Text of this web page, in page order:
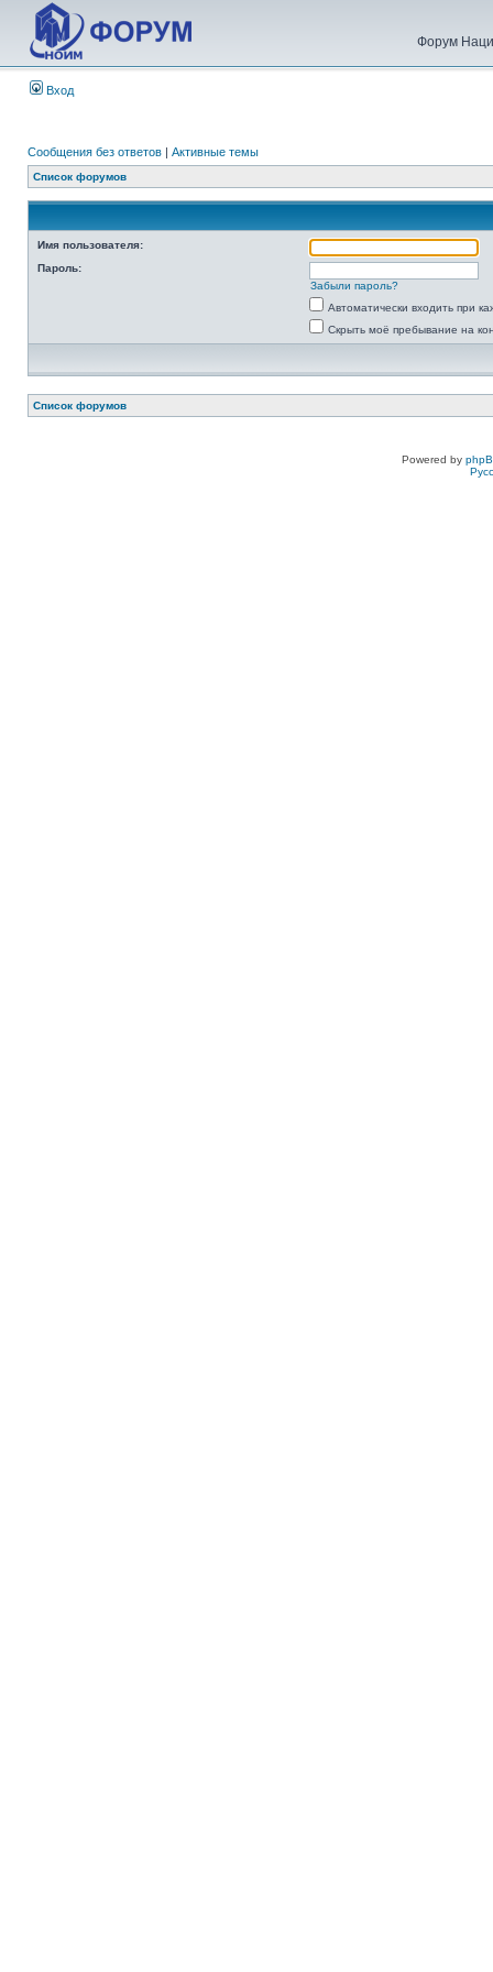
Форум
Вход
Сообщения без ответов | Активные темы
Список форумов
Имя пользователя:
Пароль:
Забыли пароль?
Автоматически входить при
Скрыть моё пребывание на
Список форумов
Powered by